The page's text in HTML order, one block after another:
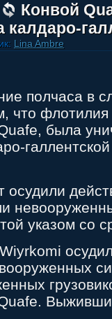
Конвой
Lina Ambre
полчаса в
что флотилия
была
указом со